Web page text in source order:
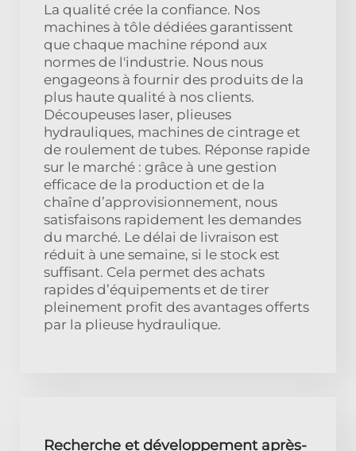
La qualité crée la confiance. Nos
machines à tôle dédiées garantissent
que chaque machine répond aux
normes de l'industrie. Nous nous
engageons à fournir des produits de la
plus haute qualité à nos clients.
Découpeuses laser, plieuses
hydrauliques, machines de cintrage et
de roulement de tubes. Réponse rapide
sur le marché : grâce à une gestion
efficace de la production et de la
chaîne d’approvisionnement, nous
satisfaisons rapidement les demandes
du marché. Le délai de livraison est
réduit à une semaine, si le stock est
suffisant. Cela permet des achats
rapides d’équipements et de tirer
pleinement profit des avantages offerts
par la plieuse hydraulique.
Recherche et développement après-